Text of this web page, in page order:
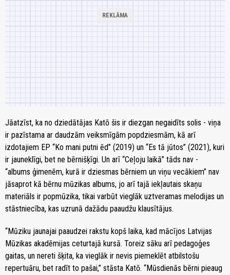
Jāatzīst, ka no dziedātājas Katō šis ir diezgan negaidīts solis - viņa
ir pazīstama ar daudzām veiksmīgām popdziesmām, kā arī
izdotajiem EP “Ko mani putni ēd” (2019) un “Es tā jūtos” (2021), kuri
ir jauneklīgi, bet ne bērnišķīgi. Un arī “Ceļoju laikā” tāds nav -
“albums ģimenēm, kurā ir dziesmas bērniem un viņu vecākiem” nav
jāsaprot kā bērnu mūzikas albums, jo arī tajā iekļautais skaņu
materiāls ir popmūzika, tikai varbūt vieglāk uztveramas melodijas un
stāstniecība, kas uzrunā dažādu paaudžu klausītājus.
“Mūziku jaunajai paaudzei rakstu kopš laika, kad mācījos Latvijas
Mūzikas akadēmijas ceturtajā kursā. Toreiz sāku arī pedagoģes
gaitas, un nereti šķita, ka vieglāk ir nevis piemeklēt atbilstošu
repertuāru, bet radīt to pašai,” stāsta Katō. “Mūsdienās bērni pieaug